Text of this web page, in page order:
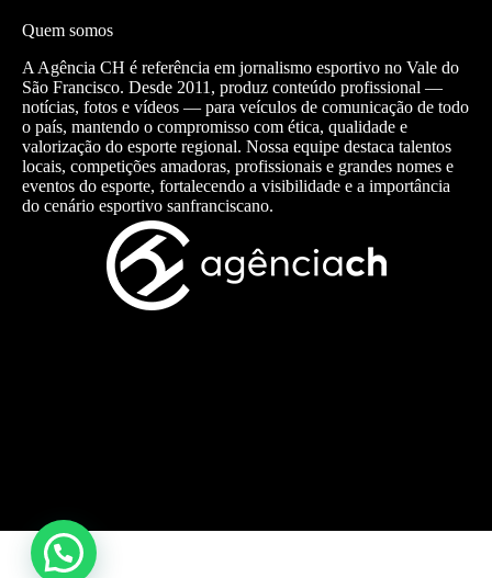
Quem somos
A Agência CH é referência em jornalismo esportivo no Vale do
São Francisco. Desde 2011, produz conteúdo profissional —
notícias, fotos e vídeos — para veículos de comunicação de todo
o país, mantendo o compromisso com ética, qualidade e
valorização do esporte regional. Nossa equipe destaca talentos
locais, competições amadoras, profissionais e grandes nomes e
eventos do esporte, fortalecendo a visibilidade e a importância
do cenário esportivo sanfranciscano.